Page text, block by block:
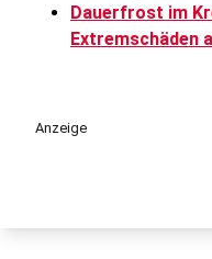
Dauerfrost im
Extremschäden
Anzeige